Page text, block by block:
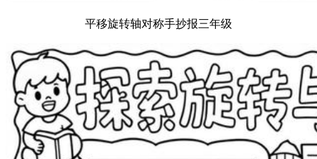
平移旋转轴对称手抄报三年级